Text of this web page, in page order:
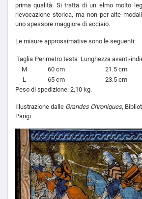
prima qualità. Si tratta di un elmo molto
rievocazione storica, ma non per alte
uno spessore maggiore di acciaio.
Le misure approssimative sono le seguenti:
Taglia Perimetro testa Lunghezza avanti-
M
60 cm 21.5 cm
L
65 cm 23.5 cm
Peso di spedizione: 2,10 kg.
Illustrazione dalle Grandes Chroniques,
Parigi